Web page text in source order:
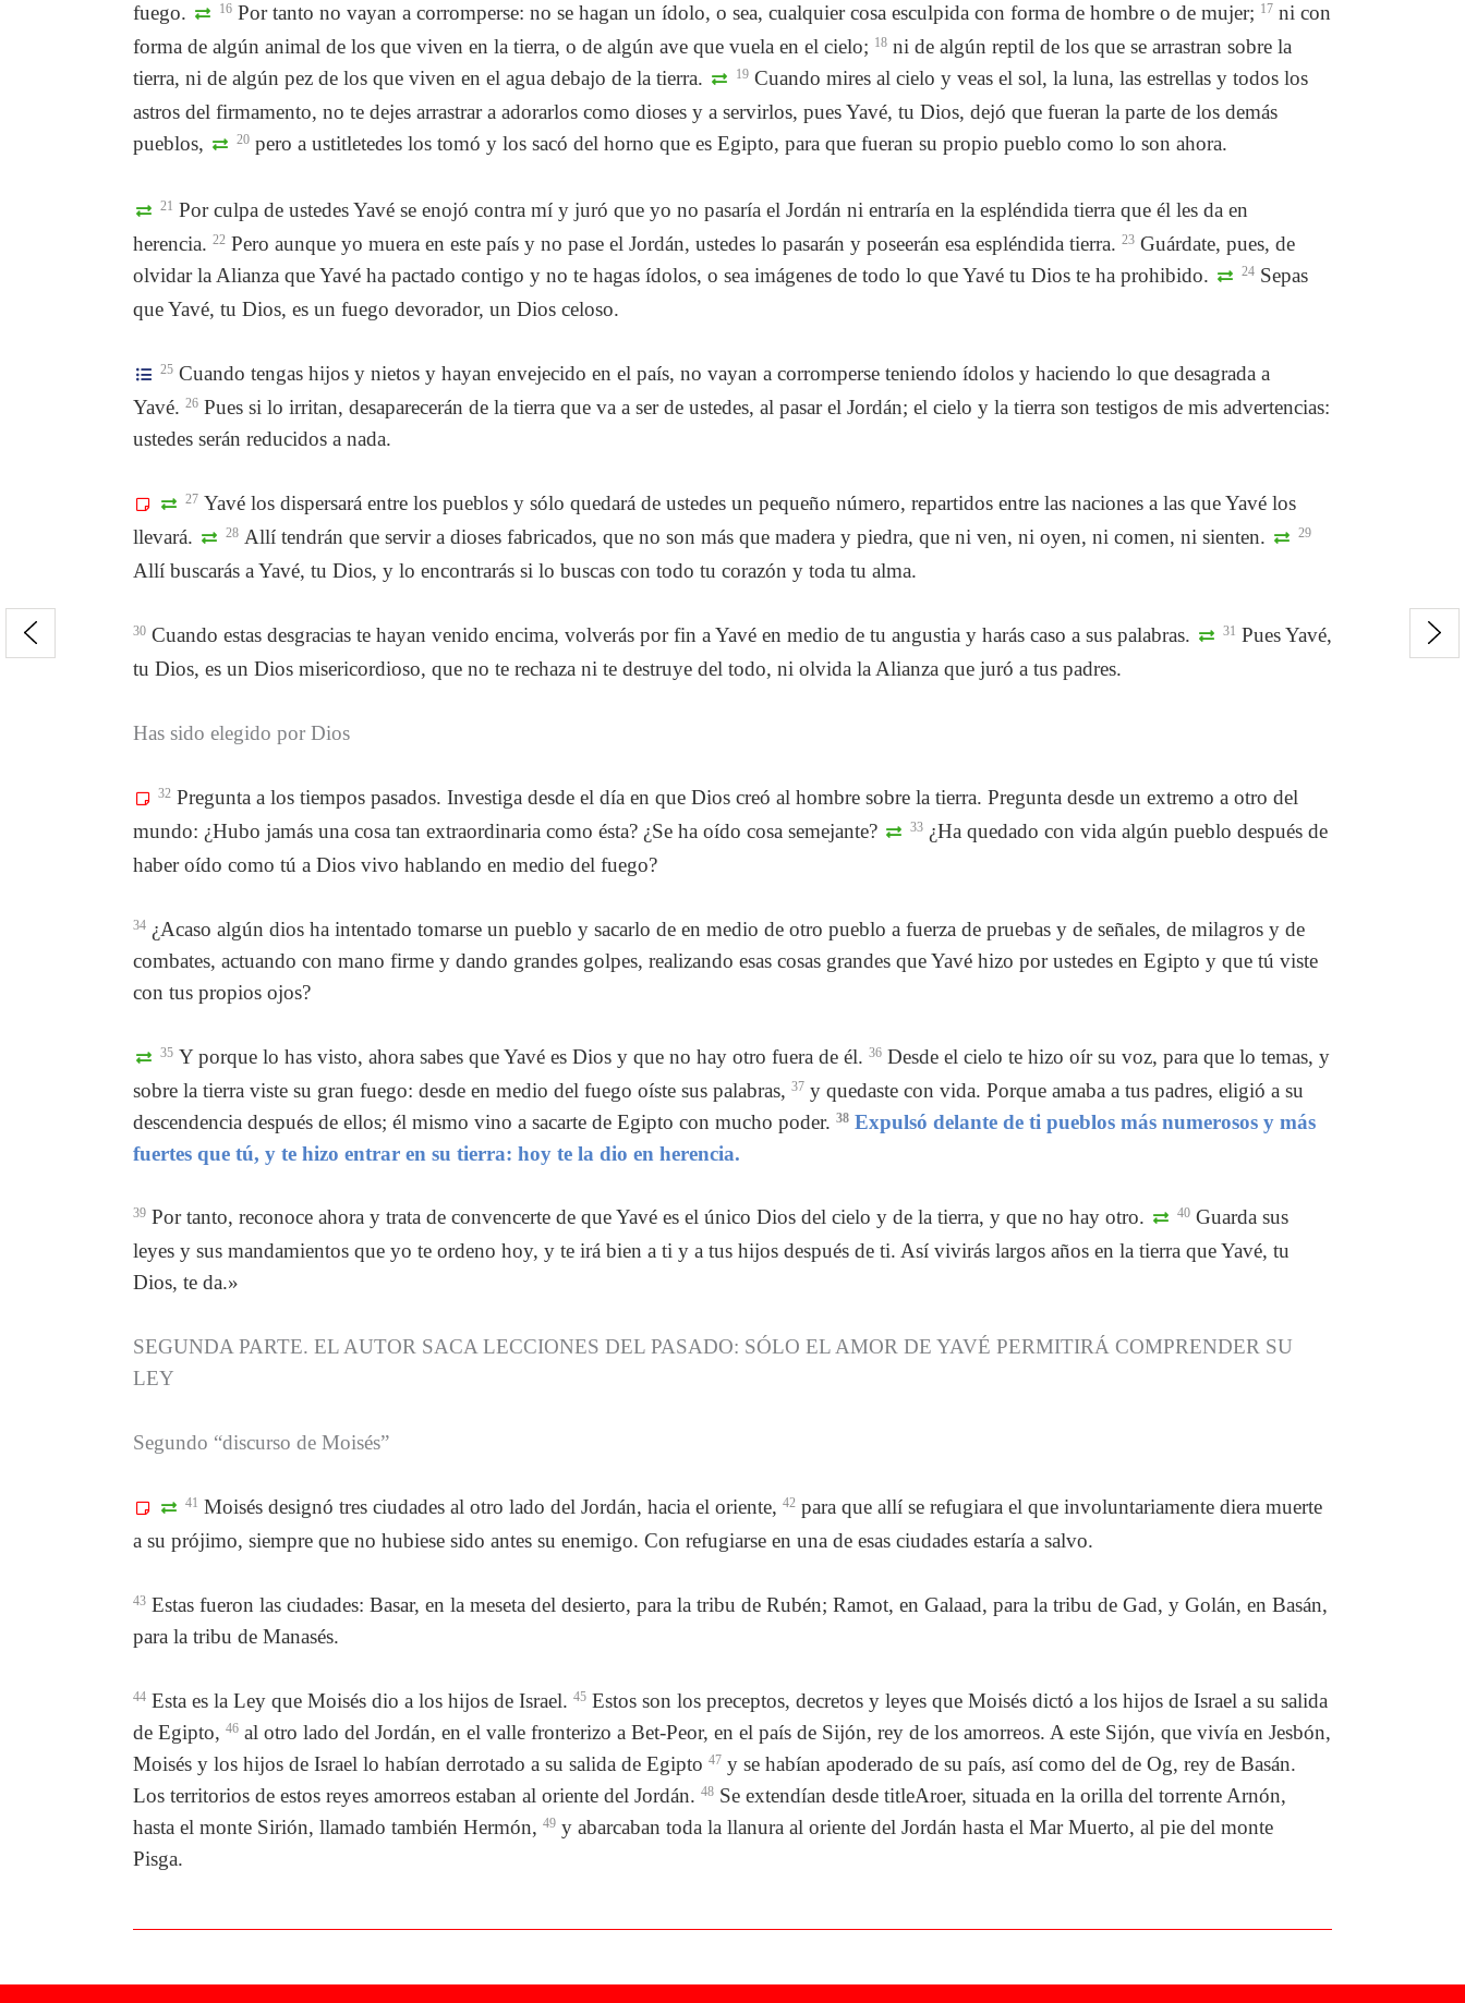
fuego.
16 Por tanto no vayan a corromperse: no se hagan un ídolo, o sea, cualquier cosa esculpida con forma de hombre o de mujer; 17 ni con
forma de algún animal de los que viven en la tierra, o de algún ave que vuela en el cielo; 18 ni de algún reptil de los que se arrastran sobre la
tierra, ni de algún pez de los que viven en el agua debajo de la tierra.
19 Cuando mires al cielo y veas el sol, la luna, las estrellas y todos los
astros del firmamento, no te dejes arrastrar a adorarlos como dioses y a servirlos, pues Yavé, tu Dios, dejó que fueran la parte de los demás
pueblos,
20 pero a ustitletedes los tomó y los sacó del horno que es Egipto, para que fueran su propio pueblo como lo son ahora.
21 Por culpa de ustedes Yavé se enojó contra mí y juró que yo no pasaría el Jordán ni entraría en la espléndida tierra que él les da en
herencia. 22 Pero aunque yo muera en este país y no pase el Jordán, ustedes lo pasarán y poseerán esa espléndida tierra. 23 Guárdate, pues, de
olvidar la Alianza que Yavé ha pactado contigo y no te hagas ídolos, o sea imágenes de todo lo que Yavé tu Dios te ha prohibido.
24 Sepas
que Yavé, tu Dios, es un fuego devorador, un Dios celoso.
25 Cuando tengas hijos y nietos y hayan envejecido en el país, no vayan a corromperse teniendo ídolos y haciendo lo que desagrada a
Yavé. 26 Pues si lo irritan, desaparecerán de la tierra que va a ser de ustedes, al pasar el Jordán; el cielo y la tierra son testigos de mis advertencias:
ustedes serán reducidos a nada.
27 Yavé los dispersará entre los pueblos y sólo quedará de ustedes un pequeño número, repartidos entre las naciones a las que Yavé los
llevará.
28 Allí tendrán que servir a dioses fabricados, que no son más que madera y piedra, que ni ven, ni oyen, ni comen, ni sienten. 29
Allí buscarás a Yavé, tu Dios, y lo encontrarás si lo buscas con todo tu corazón y toda tu alma.
30 Cuando estas desgracias te hayan venido encima, volverás por fin a Yavé en medio de tu angustia y harás caso a sus palabras. 31 Pues Yavé,
tu Dios, es un Dios misericordioso, que no te rechaza ni te destruye del todo, ni olvida la Alianza que juró a tus padres.
Has sido elegido por Dios
32 Pregunta a los tiempos pasados. Investiga desde el día en que Dios creó al hombre sobre la tierra. Pregunta desde un extremo a otro del
mundo: ¿Hubo jamás una cosa tan extraordinaria como ésta? ¿Se ha oído cosa semejante?
33 ¿Ha quedado con vida algún pueblo después de
haber oído como tú a Dios vivo hablando en medio del fuego?
34 ¿Acaso algún dios ha intentado tomarse un pueblo y sacarlo de en medio de otro pueblo a fuerza de pruebas y de señales, de milagros y de
combates, actuando con mano firme y dando grandes golpes, realizando esas cosas grandes que Yavé hizo por ustedes en Egipto y que tú viste
con tus propios ojos?
35 Y porque lo has visto, ahora sabes que Yavé es Dios y que no hay otro fuera de él. 36 Desde el cielo te hizo oír su voz, para que lo temas, y
sobre la tierra viste su gran fuego: desde en medio del fuego oíste sus palabras, 37 y quedaste con vida. Porque amaba a tus padres, eligió a su
descendencia después de ellos; él mismo vino a sacarte de Egipto con mucho poder. 38 Expulsó delante de ti pueblos más numerosos y más
fuertes que tú, y te hizo entrar en su tierra: hoy te la dio en herencia.
39 Por tanto, reconoce ahora y trata de convencerte de que Yavé es el único Dios del cielo y de la tierra, y que no hay otro. 40 Guarda sus
leyes y sus mandamientos que yo te ordeno hoy, y te irá bien a ti y a tus hijos después de ti. Así vivirás largos años en la tierra que Yavé, tu
Dios, te da.»
SEGUNDA PARTE. EL AUTOR SACA LECCIONES DEL PASADO: SÓLO EL AMOR DE YAVÉ PERMITIRÁ COMPRENDER SU
LEY
Segundo “discurso de Moisés”
41 Moisés designó tres ciudades al otro lado del Jordán, hacia el oriente, 42 para que allí se refugiara el que involuntariamente diera muerte
a su prójimo, siempre que no hubiese sido antes su enemigo. Con refugiarse en una de esas ciudades estaría a salvo.
43 Estas fueron las ciudades: Basar, en la meseta del desierto, para la tribu de Rubén; Ramot, en Galaad, para la tribu de Gad, y Golán, en Basán,
para la tribu de Manasés.
44 Esta es la Ley que Moisés dio a los hijos de Israel. 45 Estos son los preceptos, decretos y leyes que Moisés dictó a los hijos de Israel a su salida
de Egipto, 46 al otro lado del Jordán, en el valle fronterizo a Bet-Peor, en el país de Sijón, rey de los amorreos. A este Sijón, que vivía en Jesbón,
Moisés y los hijos de Israel lo habían derrotado a su salida de Egipto 47 y se habían apoderado de su país, así como del de Og, rey de Basán.
Los territorios de estos reyes amorreos estaban al oriente del Jordán. 48 Se extendían desde titleAroer, situada en la orilla del torrente Arnón,
hasta el monte Sirión, llamado también Hermón, 49 y abarcaban toda la llanura al oriente del Jordán hasta el Mar Muerto, al pie del monte
Pisga.